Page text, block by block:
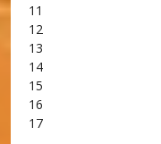
11
12
13
14
15
16
17